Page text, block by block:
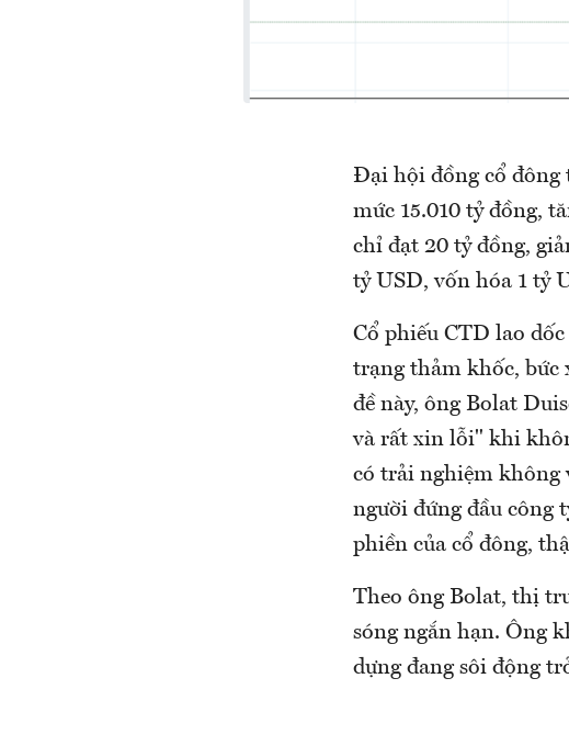
Đại hội đồng cổ đông
mức 15.010 tỷ đồng,
chỉ đạt 20 tỷ đồng,
tỷ USD, vốn hóa 1 tỷ
Cổ phiếu CTD lao
trạng thảm khốc, bức
đề này, ông Bolat
và rất xin lỗi" khi
có trải nghiệm không
người đứng đầu công
phiền của cổ đông,
Theo ông Bolat, thị
sóng ngắn hạn. Ông
dựng đang sôi động